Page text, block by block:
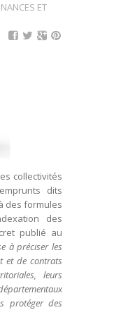
ET
collectivités
dits
des formules
des
publié au
à préciser les
et de contrats
leurs
protéger des